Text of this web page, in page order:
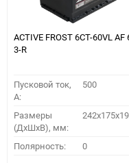
ACTIVE FROST 6СТ-60VL АF
3-R
Пусковой ток,
A:
500
Размеры
(ДхШхВ), мм:
Полярность: 0